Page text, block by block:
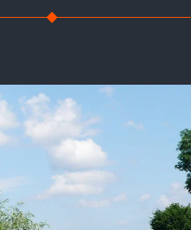
mit dem Label „Accueil Vélo“
Campingplätze in Isère für
mit Familie und Freunden